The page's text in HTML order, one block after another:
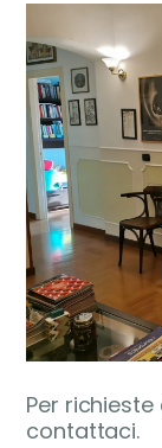
Per
contattaci.